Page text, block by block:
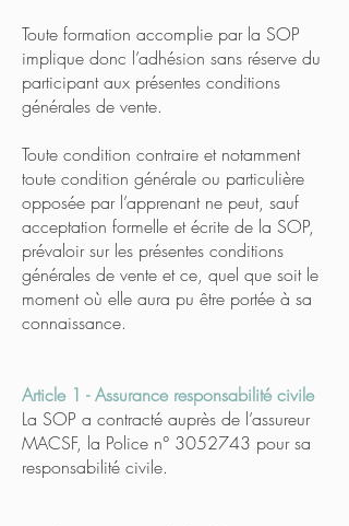
Toute formation accomplie par la SOP
implique donc l’adhésion sans réserve du
participant aux présentes conditions
générales de vente.
Toute condition contraire et notamment
toute condition générale ou particulière
opposée par l’apprenant ne peut, sauf
acceptation formelle et écrite de la SOP,
prévaloir sur les présentes conditions
générales de vente et ce, quel que soit le
moment où elle aura pu être portée à sa
connaissance.
Article 1 - Assurance responsabilité civile
La SOP a contracté auprès de l’assureur
MACSF, la Police n° 3052743 pour sa
responsabilité civile.